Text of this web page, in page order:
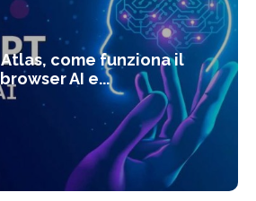
Atlas, come funziona il
browser AI e...